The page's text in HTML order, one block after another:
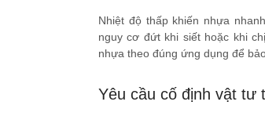
Nhiệt độ thấp khiến nhựa
nguy cơ đứt khi siết hoặc khi
nhựa theo đúng ứng dụng để
Yêu cầu cố định vật tư